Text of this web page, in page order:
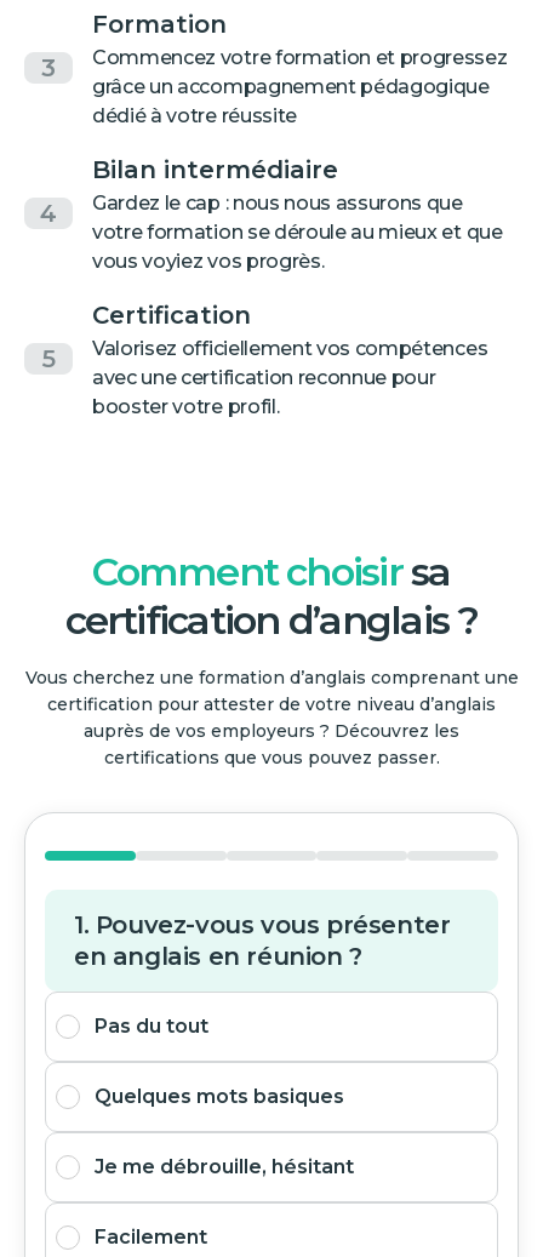
3
Formation
Commencez votre formation et progressez
grâce un accompagnement pédagogique
dédié à votre réussite
4
Bilan intermédiaire
Gardez le cap : nous nous assurons que
votre formation se déroule au mieux et que
vous voyiez vos progrès.
5
Certification
Valorisez officiellement vos compétences
avec une certification reconnue pour
booster votre profil.
Comment choisirsa
certification d’anglais ?
Vous cherchez une formation d’anglais comprenant une
certification pour attester de votre niveau d’anglais
auprès de vos employeurs ? Découvrez les
certifications que vous pouvez passer.
1. Pouvez-vous vous présenter
en anglais en réunion ?
Pas du tout
Quelques mots basiques
Je me débrouille, hésitant
Facilement